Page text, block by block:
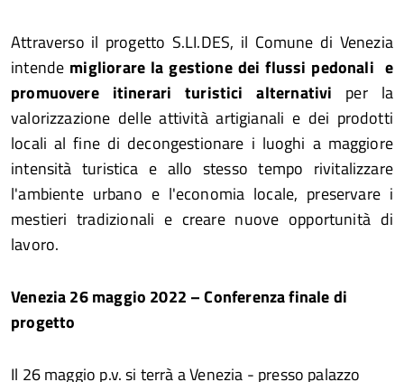
Attraverso il progetto S.LI.DES, il Comune di Venezia
intende migliorare la gestione dei flussi pedonali e
promuovere itinerari turistici alternativi per la
valorizzazione delle attività artigianali e dei prodotti
locali al fine di decongestionare i luoghi a maggiore
intensità turistica e allo stesso tempo rivitalizzare
l'ambiente urbano e l'economia locale, preservare i
mestieri tradizionali e creare nuove opportunità di
lavoro.
Venezia 26 maggio 2022 – Conferenza finale di
progetto
Il 26 maggio p.v. si terrà a Venezia - presso palazzo